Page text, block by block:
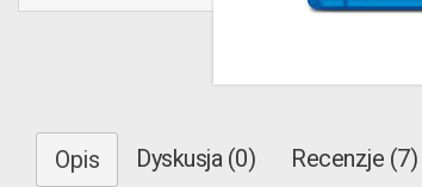
Opis Dyskusja (0) Recenzje (7)